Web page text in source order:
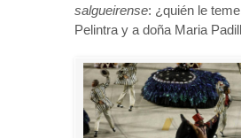
salgueirense: ¿quién le
Pelintra y a doña Maria